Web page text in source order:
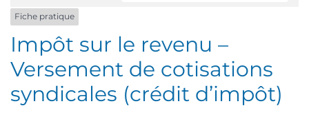
Fiche pratique
Impôt sur le revenu –
Versement de cotisations
syndicales (crédit d’impôt)